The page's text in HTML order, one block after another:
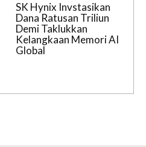
SK Hynix Invstasikan
Dana Ratusan Triliun
Demi Taklukkan
Kelangkaan Memori AI
Global